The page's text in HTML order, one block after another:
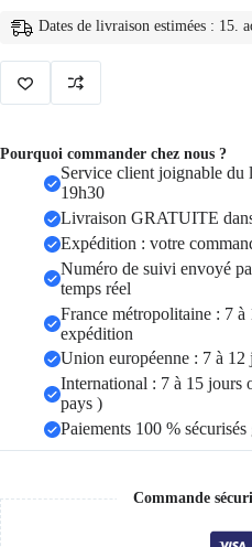
antivol
Oxford
étanche,
anti-
à
Dates de livraison estimées : 15.
Pourquoi commander chez nous ?
Service client joignable du
19h30
Livraison GRATUITE
Expédition : votre
Numéro de suivi envoyé
temps réel
France métropolitaine : 7 à
expédition
Union européenne : 7 à 12
International : 7 à 15 jours
pays )
Paiements 100 %
Commande